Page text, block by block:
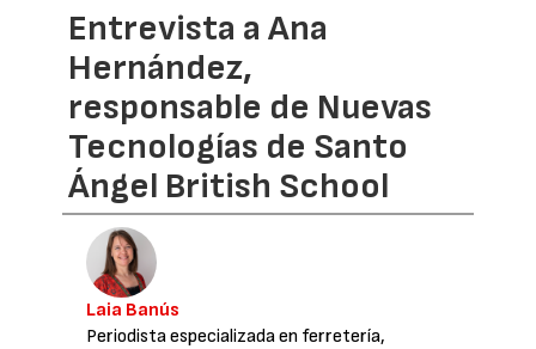
Entrevista a Ana
Hernández,
responsable de Nuevas
Tecnologías de Santo
Ángel British School
Laia Banús
Periodista especializada en ferretería,